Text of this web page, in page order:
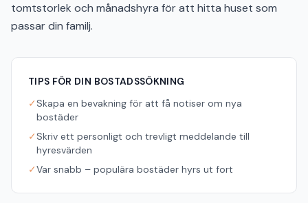
tomtstorlek och månadshyra för att hitta huset som
passar din familj.
TIPS FÖR DIN BOSTADSSÖKNING
✓Skapa en bevakning för att få notiser om nya
bostäder
✓Skriv ett personligt och trevligt meddelande till
hyresvärden
✓Var snabb – populära bostäder hyrs ut fort